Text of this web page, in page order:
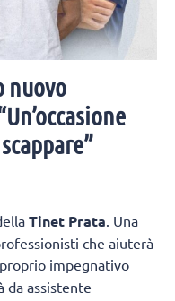
nuovo
Tinet Prata . Una
che aiuterà
impegnativo
da assistente